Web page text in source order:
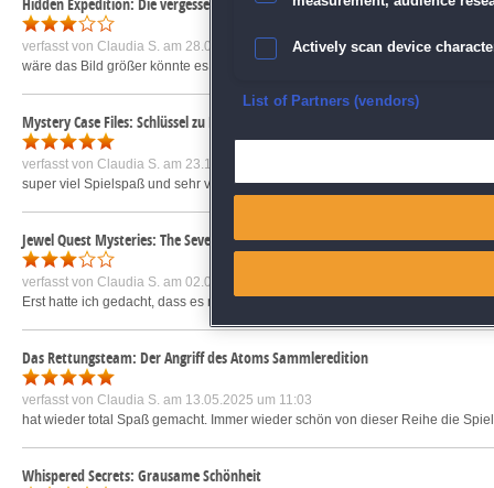
verfasst von Claudia S. am 28.07.2016 um 16:49
wäre das Bild größer könnte es besser sein. Da am Anafang schon für mich
Mystery Case Files: Schlüssel zu Ravenhearst
verfasst von Claudia S. am 23.12.2019 um 14:06
super viel Spielspaß und sehr viele Wege und Orte wo etwas zu tun ist.
Jewel Quest Mysteries: The Seventh Gate
verfasst von Claudia S. am 02.03.2012 um 15:37
Erst hatte ich gedacht, dass es mehr oder weniger 3-Gewinnt Spiel ist. Aber
Das Rettungsteam: Der Angriff des Atoms Sammleredition
verfasst von Claudia S. am 13.05.2025 um 11:03
hat wieder total Spaß gemacht. Immer wieder schön von dieser Reihe die
Whispered Secrets: Grausame Schönheit
Actively scan device
Ensure security, prevent
Save and communicate
List of Partners (vendors)